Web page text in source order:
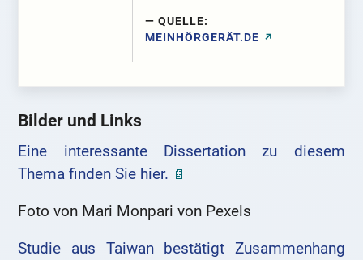
QUELLE:
MEINHÖRGERÄT.DE
Bilder und Links
Eine interessante Dissertation zu diesem
Thema finden Sie hier.
Foto von Mari Monpari von Pexels
Studie aus Taiwan bestätigt Zusammenhang